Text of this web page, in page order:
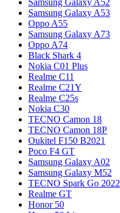
Samsung Galaxy A53
Oppo A55
Samsung Galaxy A73
Oppo A74
Black Shark 4
Nokia C01 Plus
Realme C11
Realme C21Y
Realme C25s
Nokia C30
TECNO Camon 18
TECNO Camon 18P
Oukitel F150 B2021
Poco F4 GT
Samsung Galaxy A02
Samsung Galaxy M52
TECNO Spark Go 2022
Realme GT
Honor 50